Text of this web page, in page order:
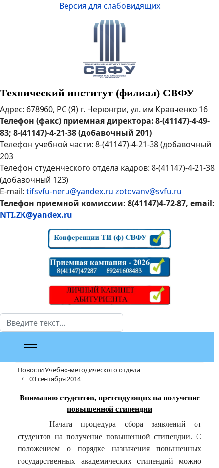
Версия для слабовидящих
Технический институт (филиал) СВФУ
Адрес: 678960, РС (Я) г. Нерюнгри, ул. им Кравченко 16
Телефон (факс) приемная директора: 8-(41147)-4-49-
83; 8-(41147)-4-21-38 (добавочный 201)
Телефон учебной части: 8-(41147)-4-21-38 (добавочный
203
Телефон студенческого отдела кадров: 8-(41147)-4-21-38
(добавочный 123)
E-mail: tifsvfu-neru@yandex.ru zotovanv@svfu.ru
Телефон приемной комиссии: 8(41147)4-72-87, email:
NTI.ZK@yandex.ru
Поиск
Новости Учебно-методического отдела
03 сентября 2014
Вниманию студентов, претендующих на получение
повышенной стипендии
Начата процедура сбора заявлений от
студентов на получение повышенной стипендии. С
положением о порядке назначения повышенных
государственных академических стипендий можно